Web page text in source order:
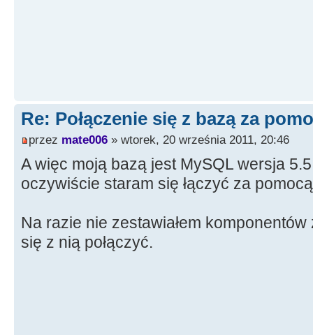
Re: Połączenie się z bazą za
przez mate006 » wtorek, 20 września 2011, 20:46
A więc moją bazą jest MySQL wersja
oczywiście staram się łączyć za
Na razie nie zestawiałem
się z nią połączyć.